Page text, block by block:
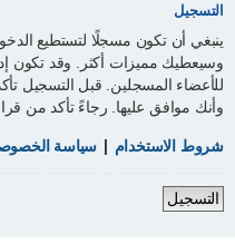
التسجيل
ينبغي أن تكون مسجلًا لتستطيع
وسيعطيك مميزات أكثر. وقد تكون
للأعضاء المسجلين. قبل التسجيل
وأنك موافق عليها. رجاءً تأكد من
شروط الاستخدام | سياسة
التسجيل